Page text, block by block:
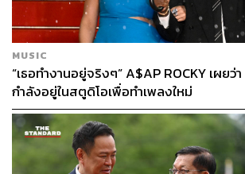
MUSIC
“เธอทำงานอยู่จริงๆ” A$AP ROCKY เผยว่
กำลังอยู่ในสตูดิโอเพื่อทำเพลงใหม่